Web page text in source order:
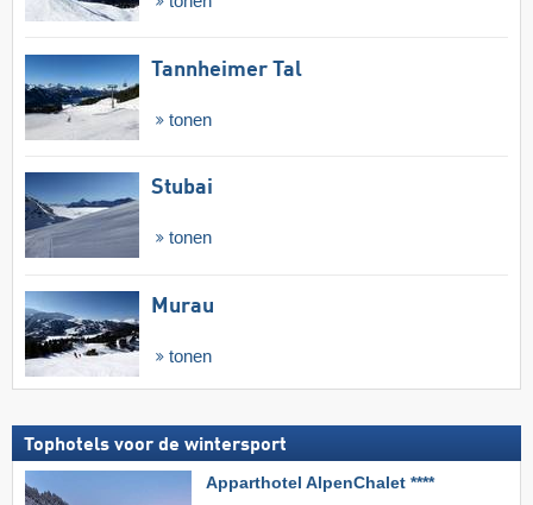
Tannheimer Tal
tonen
Stubai
tonen
Murau
tonen
Tophotels voor de wintersport
Apparthotel AlpenChalet ****